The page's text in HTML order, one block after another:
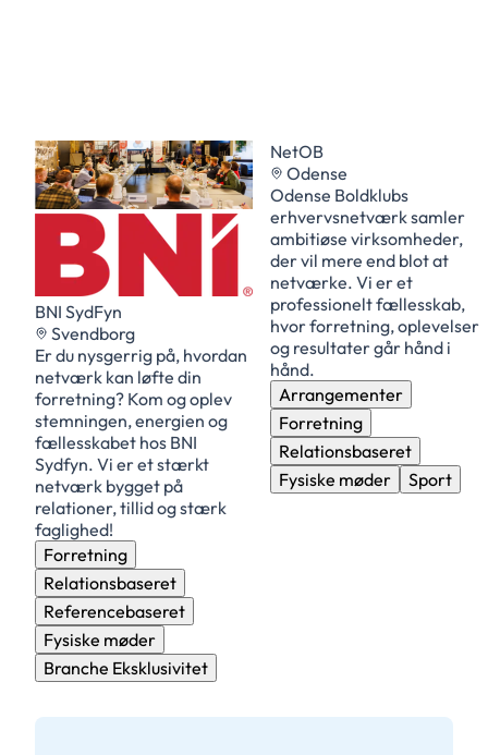
BNI SydFyn
Svendborg
Er du nysgerrig på, hvordan
netværk kan løfte din
forretning? Kom og oplev
stemningen, energien og
fællesskabet hos BNI
Sydfyn. Vi er et stærkt
netværk bygget på
relationer, tillid og stærk
faglighed!
Forretning
Relationsbaseret
Referencebaseret
Fysiske møder
Branche Eksklusivitet
NETOB
NetOB
Odense
Odense Boldklubs
erhvervsnetværk samler
ambitiøse virksomheder,
der vil mere end blot at
netværke. Vi er et
professionelt fællesskab,
hvor forretning, oplevelser
og resultater går hånd i
hånd.
Arrangementer
Forretning
Relationsbaseret
Fysiske møder
Sport